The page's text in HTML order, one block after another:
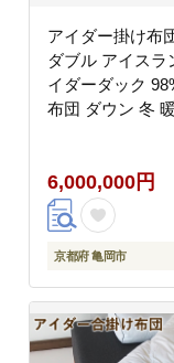
アイダー掛け布
ダブル アイスラ
イダーダック
布団 ダウン 冬
6,000,000円
京都府 亀岡市